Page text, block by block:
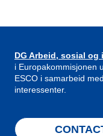
DG Arbeid, sosial og
i Europakommisjonen
ESCO i samarbeid med
interessenter.